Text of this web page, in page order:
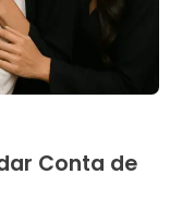
Conta de